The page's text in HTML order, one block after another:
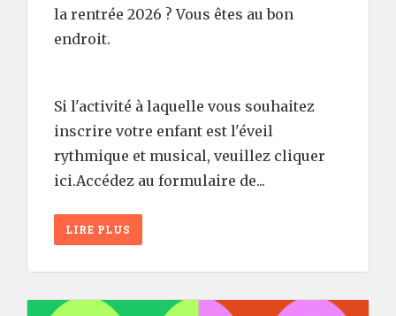
la rentrée 2026 ? Vous êtes au bon
endroit.
Si l'activité à laquelle vous souhaitez
inscrire votre enfant est l'éveil
rythmique et musical, veuillez cliquer
ici.Accédez au formulaire de...
LIRE PLUS